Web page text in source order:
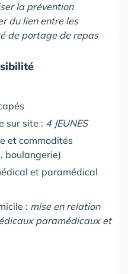
la prévention
du lien entre les
de portage de repas
sur site : 4 JEUNES
et commodités
boulangerie)
et paramédical
: mise en relation
paramédicaux et